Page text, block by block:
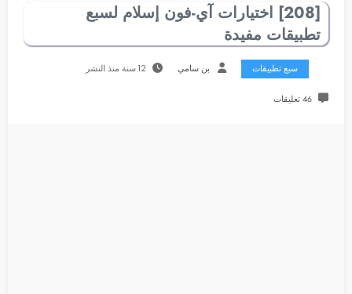
[208] اختيارات آي-فون إسلام لسبع
تطبيقات مفيدة
سبع تطبيقات بن سامي 12 سنة منذ النشر
46 تعليقات